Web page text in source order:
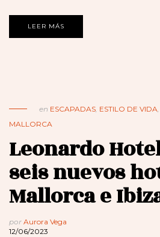
LEER MÁS
en ESCAPADAS, ESTILO DE VIDA,
MALLORCA
Leonardo
seis nuevos
Mallorca e
por Aurora Vega
12/06/2023